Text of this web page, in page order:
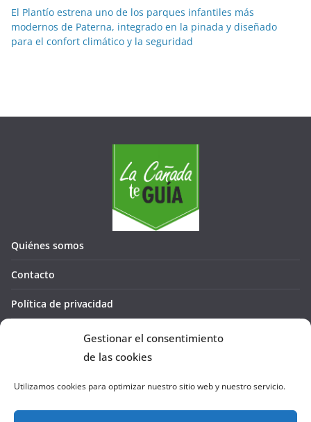
Gestionar el consentimiento
de las cookies
Utilizamos cookies para optimizar nuestro sitio web y nuestro servicio.
El Plantío estrena uno de los parques infantiles más
modernos de Paterna, integrado en la pinada y diseñado
para el confort climático y la seguridad
Quiénes somos
Contacto
Política de privacidad
Política de cookies (UE)